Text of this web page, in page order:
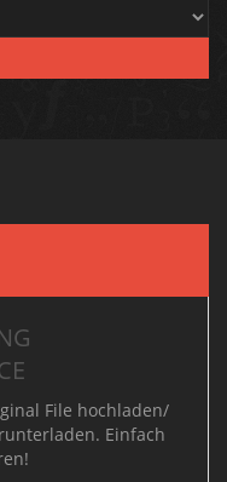
File hochladen/
Einfach